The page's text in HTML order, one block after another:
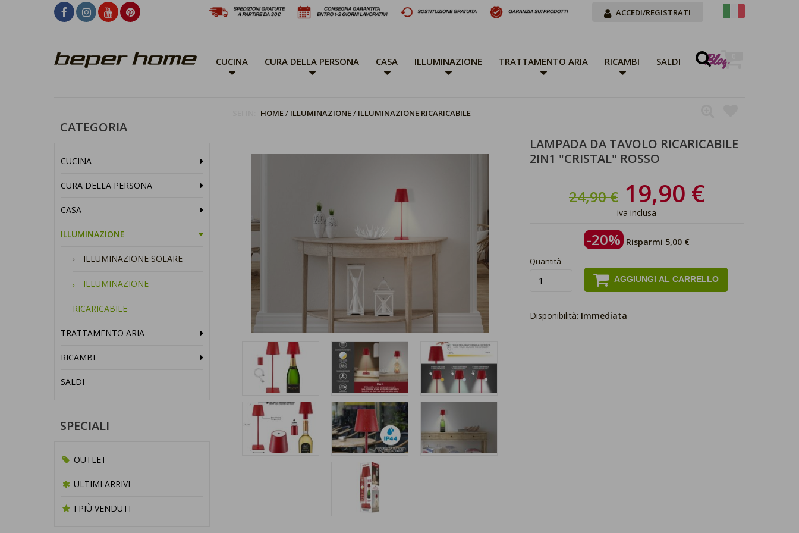
ACCEDI/REGISTRATI
CUCINA CURA DELLA PERSONA CASA ILLUMINAZIONE TRATTAMENTO ARIA RICAMBI SALDI Blog
CATEGORIA
CUCINA
CURA DELLA PERSONA
CASA
ILLUMINAZIONE
ILLUMINAZIONE SOLARE
ILLUMINAZIONE
RICARICABILE
TRATTAMENTO ARIA
RICAMBI
SALDI
SPECIALI
OUTLET
ULTIMI ARRIVI
I PIÙ VENDUTI
HOME ILLUMINAZIONE ILLUMINAZIONE RICARICABILE
LAMPADA DA TAVOLO RICARICABILE
2IN1 "CRISTAL" ROSSO
24,90 €19,90 €
iva inclusa
-20% Risparmi 5,00 €
Quantità
AGGIUNGI AL CARRELLO
Disponibilità: Immediata